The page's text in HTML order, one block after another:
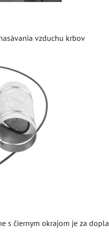
vzduchu krbov
s čiernym okrajom je za